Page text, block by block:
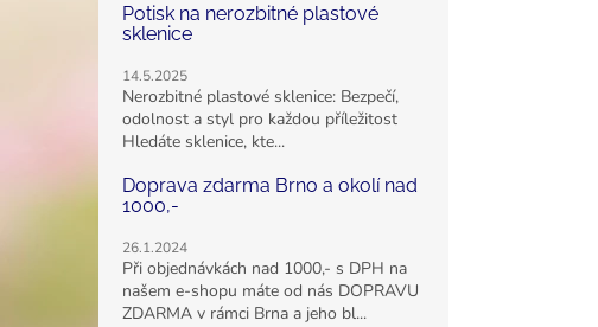
Potisk na nerozbitné plastové
sklenice
14.5.2025
Nerozbitné plastové sklenice: Bezpečí,
odolnost a styl pro každou příležitost
Hledáte sklenice, kte...
Doprava zdarma Brno a okolí nad
1000,-
26.1.2024
Při objednávkách nad 1000,- s DPH na
našem e-shopu máte od nás DOPRAVU
ZDARMA v rámci Brna a jeho bl...